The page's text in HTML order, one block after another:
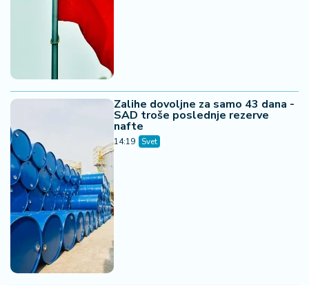
Zalihe dovoljne za samo 43 dana -
SAD troše poslednje rezerve
nafte
14:19 Svet